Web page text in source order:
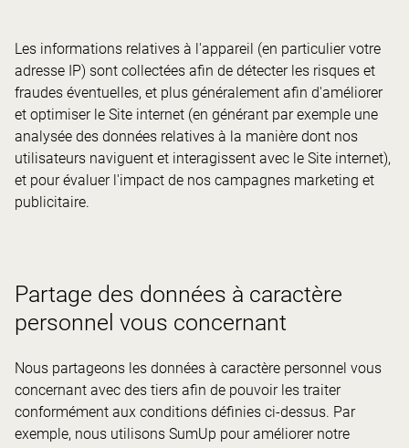
Les informations relatives à l'appareil (en particulier votre
adresse IP) sont collectées afin de détecter les risques et
fraudes éventuelles, et plus généralement afin d'améliorer
et optimiser le Site internet (en générant par exemple une
analysée des données relatives à la manière dont nos
utilisateurs naviguent et interagissent avec le Site internet),
et pour évaluer l'impact de nos campagnes marketing et
publicitaire.
Partage des données à caractère
personnel vous concernant
Nous partageons les données à caractère personnel vous
concernant avec des tiers afin de pouvoir les traiter
conformément aux conditions définies ci-dessus. Par
exemple, nous utilisons SumUp pour améliorer notre